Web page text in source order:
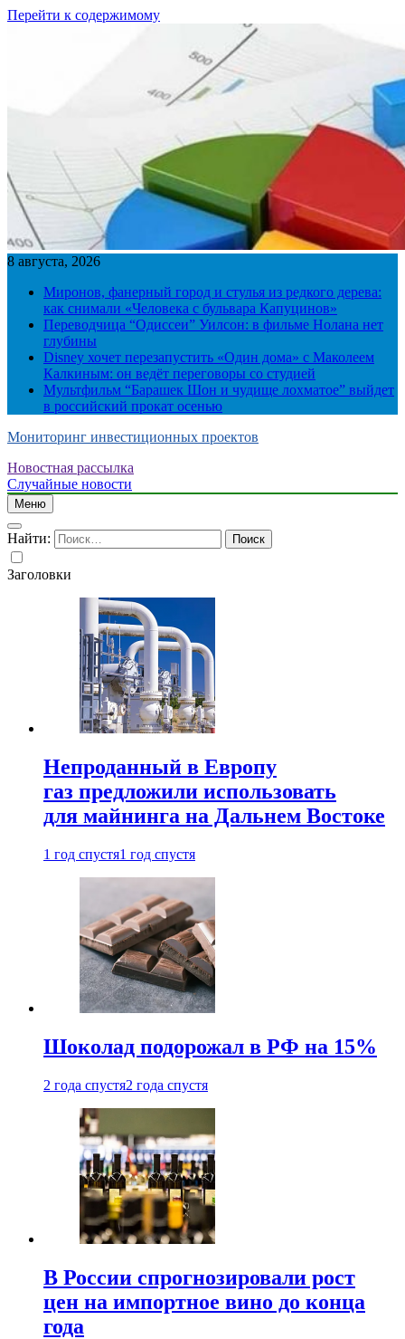
Перейти к содержимому
8 августа, 2026
Миронов, фанерный город и стулья из редкого дерева:
как снимали «Человека с бульвара Капуцинов»
Переводчица “Одиссеи” Уилсон: в фильме Нолана нет
глубины
Disney хочет перезапустить «Один дома» с Маколеем
Калкиным: он ведёт переговоры со студией
Мультфильм “Барашек Шон и чудище лохматое” выйдет
в российский прокат осенью
Мониторинг инвестиционных проектов
Новостная рассылка
Случайные новости
Меню
Найти:
Заголовки
Непроданный в Европу
газ предложили использовать
для майнинга на Дальнем Востоке
1 год спустя1 год спустя
Шоколад подорожал в РФ на 15%
2 года спустя2 года спустя
В России спрогнозировали рост
цен на импортное вино до конца
года